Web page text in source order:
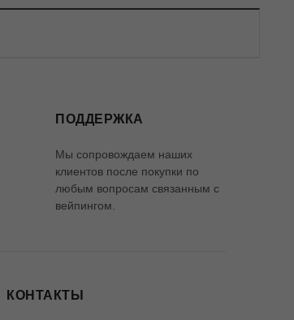
ПОДДЕРЖКА
Мы сопровождаем наших
клиентов после покупки по
любым вопросам связанным с
вейпингом.
КОНТАКТЫ